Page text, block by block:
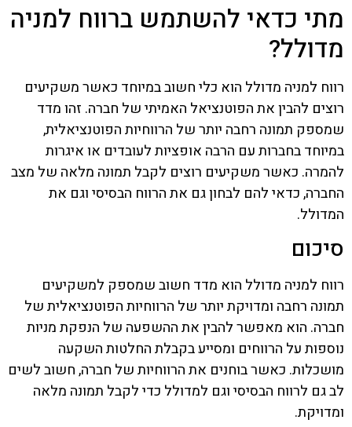
מתי כדאי להשתמש ברווח למניה
מדולל?
רווח למניה מדולל הוא כלי חשוב במיוחד כאשר משקיעים
רוצים להבין את הפוטנציאל האמיתי של חברה. זהו מדד
שמספק תמונה רחבה יותר של הרווחיות הפוטנציאלית,
במיוחד בחברות עם הרבה אופציות לעובדים או איגרות
להמרה. כאשר משקיעים רוצים לקבל תמונה מלאה של מצב
החברה, כדאי להם לבחון גם את הרווח הבסיסי וגם את
המדולל.
סיכום
רווח למניה מדולל הוא מדד חשוב שמספק למשקיעים
תמונה רחבה ומדויקת יותר של הרווחיות הפוטנציאלית של
חברה. הוא מאפשר להבין את ההשפעה של הנפקת מניות
נוספות על הרווחים ומסייע בקבלת החלטות השקעה
מושכלות. כאשר בוחנים את הרווחיות של חברה, חשוב לשים
לב גם לרווח הבסיסי וגם למדולל כדי לקבל תמונה מלאה
ומדויקת.